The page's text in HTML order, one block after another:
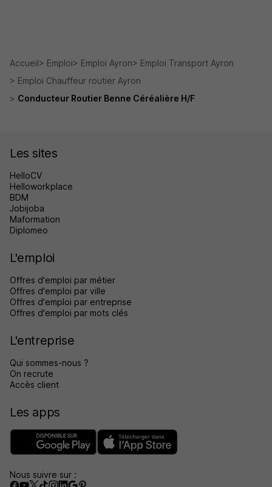
Accueil Emploi Emploi Ayron
Emploi Transport Ayron
Emploi Chauffeur routier Ayron
Conducteur Routier Benne Céréalière H/F
Les sites
HelloCV
Helloworkplace
BDM
Jobijoba
Maformation
Diplomeo
L'emploi
Offres d'emploi par métier
Offres d'emploi par ville
Offres d'emploi par entreprise
Offres d'emploi par mots clés
L'entreprise
Qui sommes-nous ?
On recrute
Accès client
Les apps
Nous suivre sur :